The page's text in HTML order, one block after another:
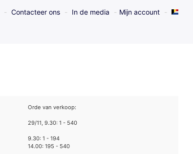
Contacteer ons In de media Mijn account
Orde van verkoop:
29/11, 9.30: 1 - 540
9.30: 1 - 194
14.00: 195 - 540